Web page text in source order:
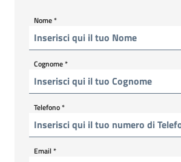
Nome*
Cognome*
Telefono*
Email*